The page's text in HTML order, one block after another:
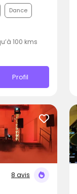
Dance
100 kms
Profil
8 avis